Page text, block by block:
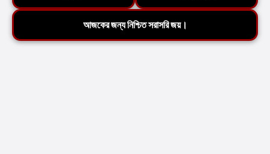
আজকের জন্য নিশ্চিত সরাসরি জয়।